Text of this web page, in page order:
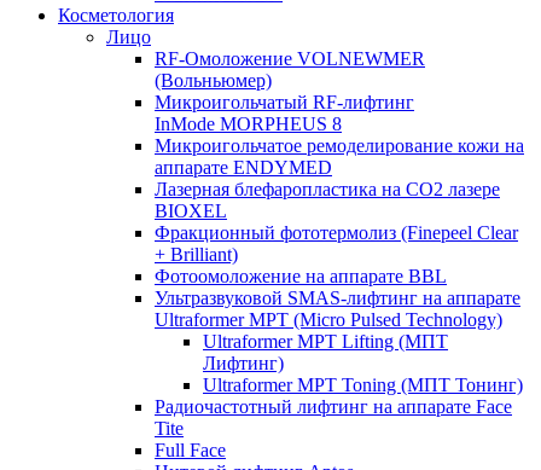
Косметология
Лицо
RF-Омоложение VOLNEWMER
(Вольньюмер)
Микроигольчатый RF-лифтинг
InMode MORPHEUS 8
Микроигольчатое ремоделирование кожи на
аппарате ENDYMED
Лазерная блефаропластика на CO2 лазере
BIOXEL
Фракционный фототермолиз (Finepeel Clear
+ Brilliant)
Фотоомоложение на аппарате BBL
Ультразвуковой SMAS-лифтинг на аппарате
Ultraformer MPT (Micro Pulsed Technology)
Ultraformer MPT Lifting (МПТ
Лифтинг)
Ultraformer MPT Toning (МПТ Тонинг)
Радиочастотный лифтинг на аппарате Face
Tite
Full Face